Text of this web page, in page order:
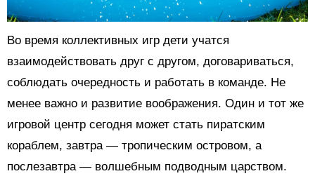
Во время коллективных игр дети учатся
взаимодействовать друг с другом, договариваться,
соблюдать очередность и работать в команде. Не
менее важно и развитие воображения. Один и тот же
игровой центр сегодня может стать пиратским
кораблем, завтра — тропическим островом, а
послезавтра — волшебным подводным царством.